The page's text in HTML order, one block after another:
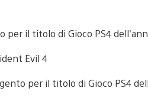
Evil 4